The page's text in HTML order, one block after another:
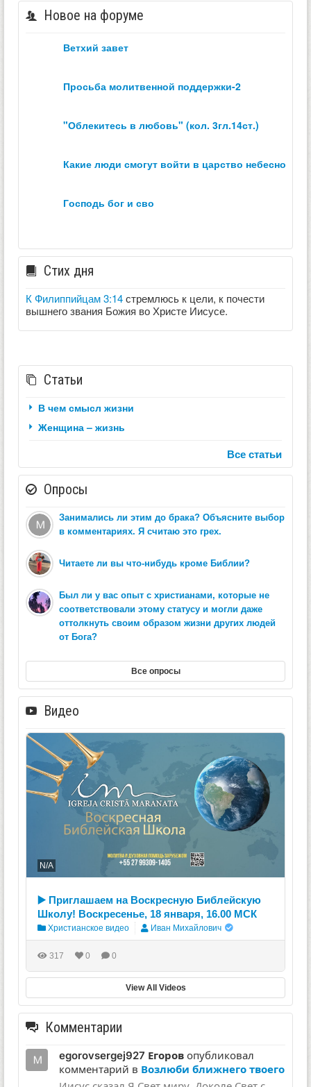
Новое на форуме
ветхий завет
просьба молитвенной поддержки-2
"облекитесь в любовь" (кол. 3гл.14ст.)
какие люди смогут войти в царство небесное？
господь бог и сво
Стих дня
К Филиппийцам 3:14стремлюсь к цели, к почести
вышнего звания Божия во Христе Иисусе.
Статьи
В чем смысл жизни
Женщина – жизнь
Все статьи
Опросы
Занимались ли этим до брака? Объясните выбор
в комментариях. Я считаю это грех.
Читаете ли вы что-нибудь кроме Библии?
Был ли у вас опыт с христианами, которые не
соответствовали этому статусу и могли даже
оттолкнуть своим образом жизни других людей
от Бога?
Все опросы
Видео
N/A
▶️ Приглашаем на Воскресную Библейскую
Школу! Воскресенье, 18 января, 16.00 МСК
Христианское видео Иван Михайлович
317 0 0
View All Videos
Комментарии
egorovsergej927 Егоров опубликовал
комментарий в Возлюби ближнего твоего